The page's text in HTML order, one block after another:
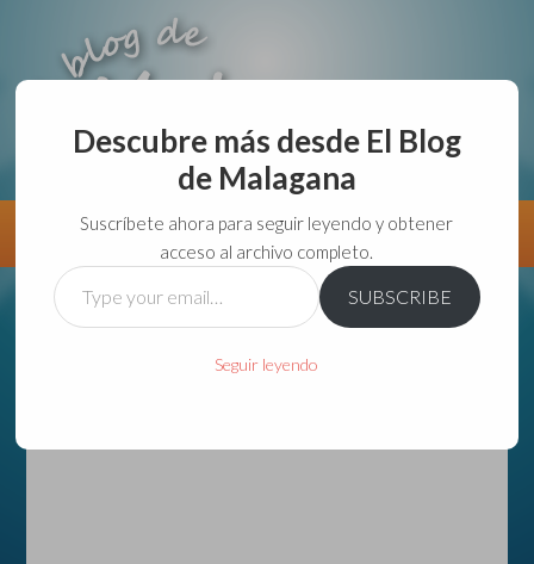
aunque lo haga de malas lo hago....
Información Directorio VivirGuadalajara
Descubre más desde El Blog
de Malagana
Suscríbete ahora para seguir leyendo y obtener
acceso al archivo completo.
Type
your
SUBSCRIBE
Seguir leyendo